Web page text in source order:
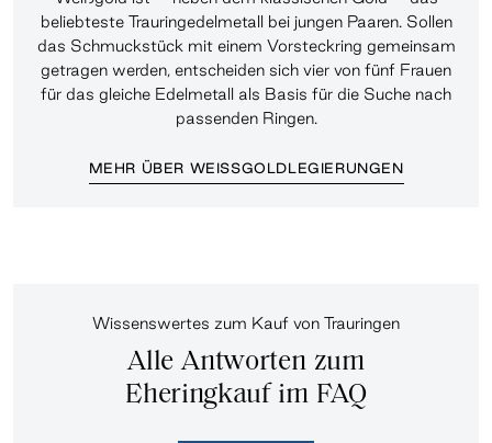
beliebteste Trauringedelmetall bei jungen Paaren. Sollen
das Schmuckstück mit einem Vorsteckring gemeinsam
getragen werden, entscheiden sich vier von fünf Frauen
für das gleiche Edelmetall als Basis für die Suche nach
passenden Ringen.
MEHR ÜBER WEISSGOLDLEGIERUNGEN
Wissenswertes zum Kauf von Trauringen
Alle Antworten zum
Eheringkauf im FAQ